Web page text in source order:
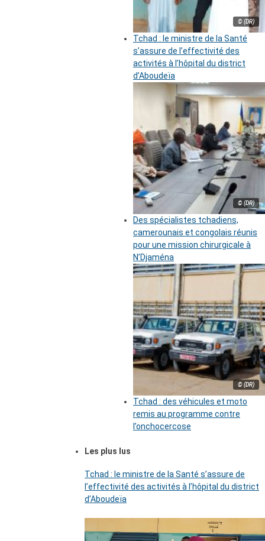
© (DR)
Tchad : le ministre de la Santé
s’assure de l’effectivité des
activités à l’hôpital du district
d’Aboudeïa
© (DR)
Des spécialistes tchadiens,
camerounais et congolais réunis
pour une mission chirurgicale à
N’Djaména
© (DR)
Tchad : des véhicules et moto
remis au programme contre
l’onchocercose
Les plus lus
Tchad : le ministre de la Santé s’assure de
l’effectivité des activités à l’hôpital du district
d’Aboudeïa